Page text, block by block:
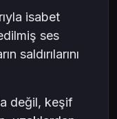
isabet
ses
saldırılarını
değil, keşif